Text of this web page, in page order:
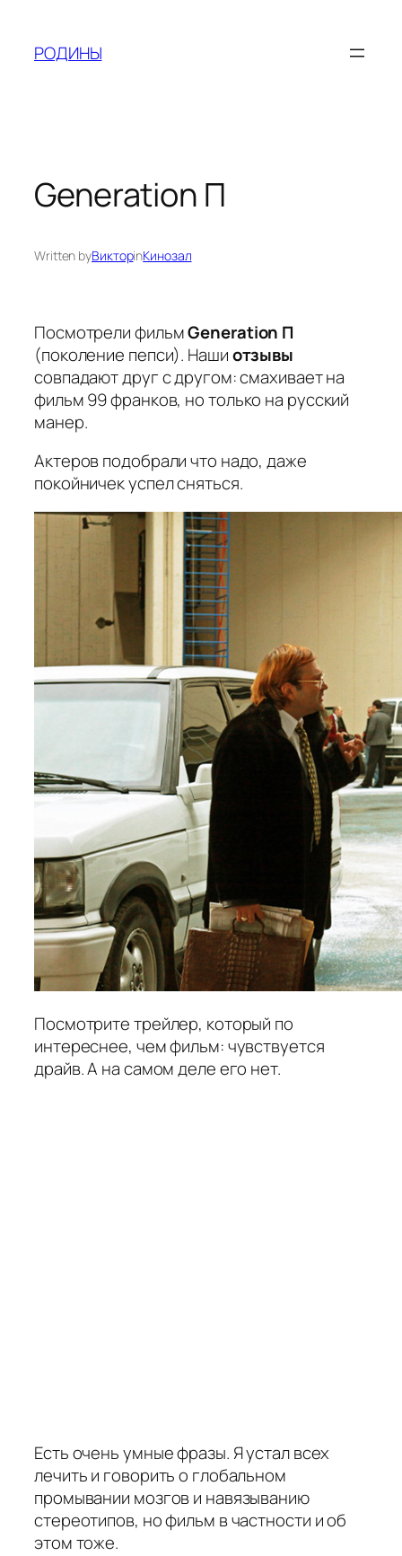
content
РОДИНЫ
Generation П
Written byВикторinКинозал
Посмотрели фильмGeneration П
(поколение пепси). Нашиотзывы
совпадают друг с другом: смахивает на
фильм99 франков, но только на русский
манер.
Актеров подобрали что надо, даже
покойничек успел сняться.
Посмотрите трейлер, который по
интереснее, чем фильм: чувствуется
драйв. А на самом деле его нет.
Есть очень умные фразы. Я устал всех
лечить и говорить о глобальном
промывании мозгов и навязыванию
стереотипов, но фильм в частности и об
этом тоже.